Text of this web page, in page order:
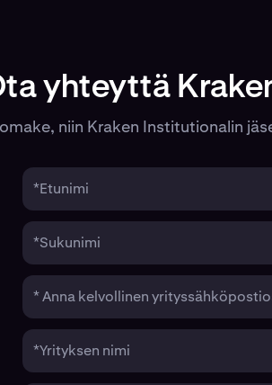
yhteyttä
niin Kraken Institutionalin
*Etunimi
*Sukunimi
* Anna kelvollinen
*Yrityksen nimi